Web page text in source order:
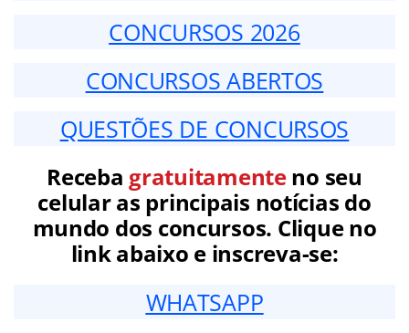
CONCURSOS 2026
CONCURSOS ABERTOS
QUESTÕES DE CONCURSOS
Receba gratuitamenteno seu
celular as principais notícias do
mundo dos concursos. Clique no
link abaixo e inscreva-se:
WHATSAPP